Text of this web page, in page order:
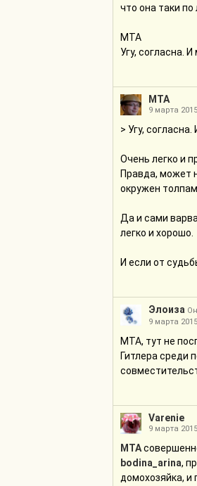
что она таки
МТА
Угу, согласна.
МТА
9 марта 2015
> Угу,
Очень легко и
Правда, может
окружен
Да и сами
легко и хорошо.
И если от
Элоиза
9 марта 2015
МТА, тут не
Гитлера среди
Varenie
9 марта 2015
МТА
bodina_arina,
домохозяйка, и